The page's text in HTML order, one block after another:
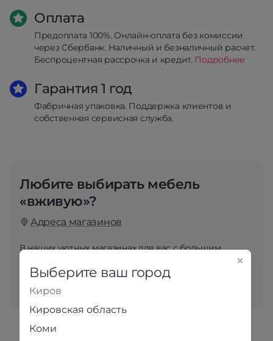
Оплата
Предоплата 100%. Онлайн-оплата без комиссии
через Сбербанк. Наличный и безналичный расчет.
Беспроцентная рассрочка и кредит. Подробнее
Гарантия 1 год
Фабричная упаковка. Поддержка клиентов и
собственная сервисная служба.
Любите выбирать мебель
«вживую»?
Адреса магазинов
В наших уютных магазинах для вас с большим
вниманием подобраны самые популярные модели.
Приходите и убедитесь в качестве наших товаров
лично!
Выберите ваш город
Киров
Кировская область
Коми